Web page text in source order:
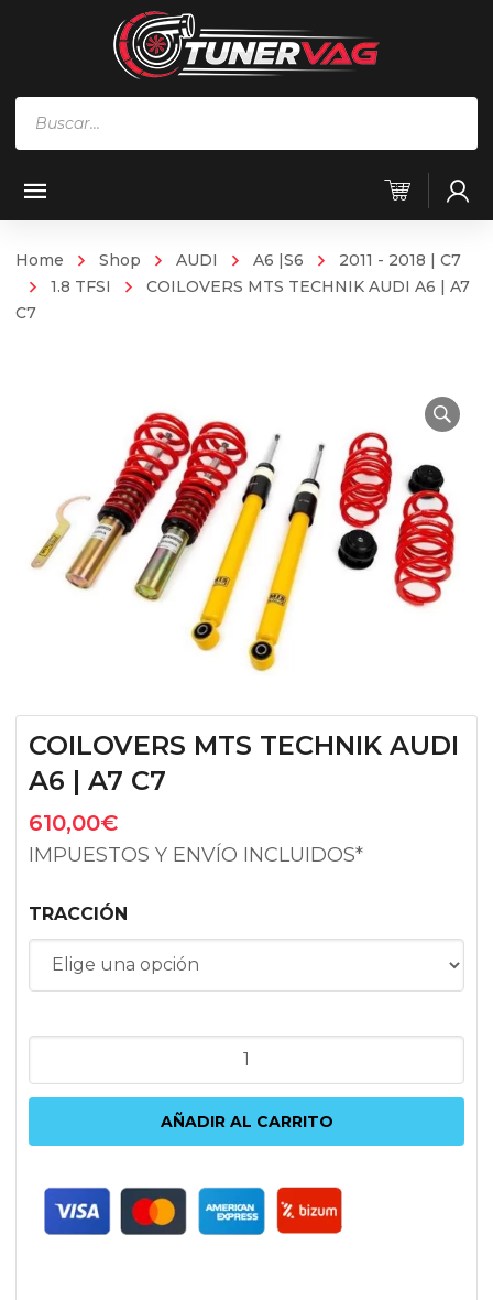
Home Shop AUDI A6 |S6
2011 - 2018 | C7
1.8 TFSI
COILOVERS MTS TECHNIK AUDI A6 | A7
C7
COILOVERS MTS TECHNIK AUDI
A6 | A7 C7
610,00€
IMPUESTOS Y ENVÍO INCLUIDOS*
TRACCIÓN
MTS
AUDI
A7
AÑADIR AL CARRITO